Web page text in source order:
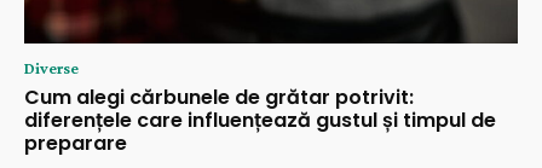
Diverse
Cum alegi cărbunele de grătar potrivit:
diferențele care influențează gustul și timpul de
preparare